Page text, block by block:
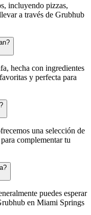
incluyendo pizzas,
a través de Grubhub
hecha con ingredientes
y perfecta para
una selección de
complementar tu
puedes esperar
en Miami Springs